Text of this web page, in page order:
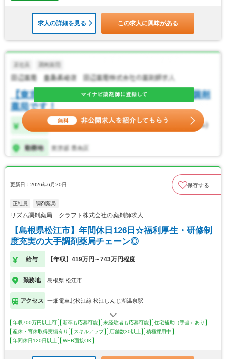
求人の詳細を見る この求人に興味がある
更新日：2026年6月20日 保存する
正社員 調剤薬局
リズム調剤薬局 クラフト株式会社の薬剤師求人
【島根県松江市】年間休日126日☆福利厚生・研修制
度充実の大手調剤薬局チェーン◎
給与 【年収】419万円～743万円程度
勤務地 島根県 松江市
アクセス 一畑電車北松江線 松江しんじ湖温泉駅
年収700万円以上可 新卒も応募可能 未経験者も応募可能
住宅補助（手当）あり
産休・育休取得実績有り
スキルアップ 店舗数30以上
積極採用中
年間休日120日以上
WEB面接OK